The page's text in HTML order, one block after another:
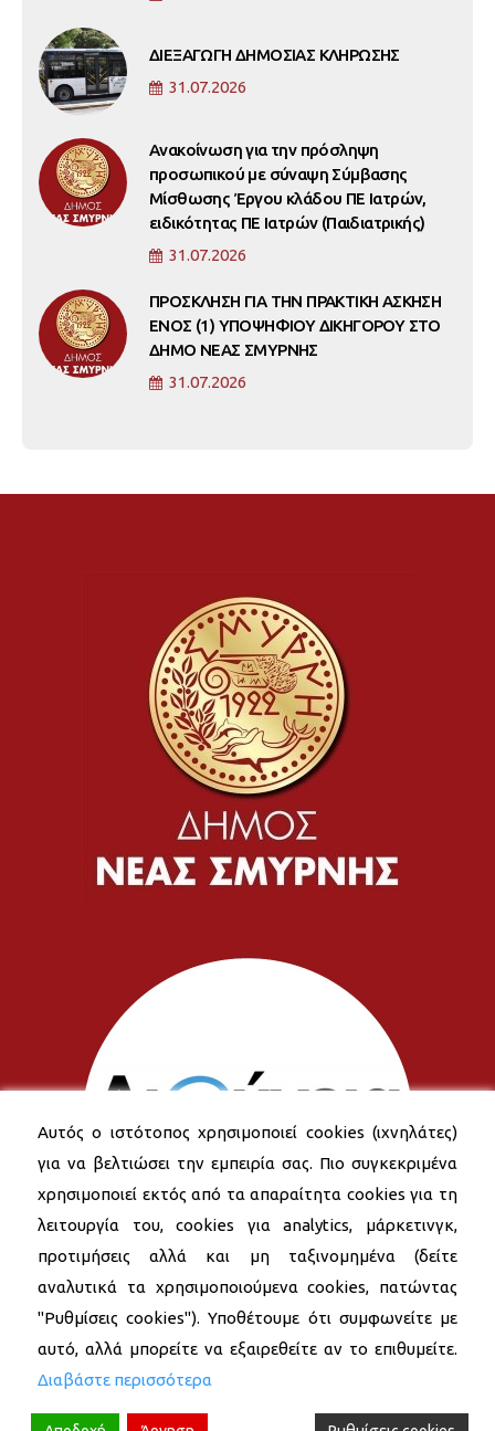
ΔΙΕΞΑΓΩΓΗ ΔΗΜΟΣΙΑΣ ΚΛΗΡΩΣΗΣ
31.07.2026
Ανακοίνωση για την πρόσληψη
προσωπικού με σύναψη Σύμβασης
Μίσθωσης Έργου κλάδου ΠΕ Ιατρών,
ειδικότητας ΠΕ Ιατρών (Παιδιατρικής)
31.07.2026
ΠΡΟΣΚΛΗΣΗ ΓΙΑ ΤΗΝ ΠΡΑΚΤΙΚΗ ΑΣΚΗΣΗ
ΕΝΟΣ (1) ΥΠΟΨΗΦΙΟΥ ΔΙΚΗΓΟΡΟΥ ΣΤΟ
ΔΗΜΟ ΝΕΑΣ ΣΜΥΡΝΗΣ
31.07.2026
Αυτός ο ιστότοπος χρησιμοποιεί cookies (ιχνηλάτες)
για να βελτιώσει την εμπειρία σας. Πιο συγκεκριμένα
χρησιμοποιεί εκτός από τα απαραίτητα cookies για τη
λειτουργία του, cookies για analytics, μάρκετινγκ,
προτιμήσεις αλλά και μη ταξινομημένα (δείτε
αναλυτικά τα χρησιμοποιούμενα cookies, πατώντας
"Ρυθμίσεις cookies"). Υποθέτουμε ότι συμφωνείτε με
αυτό, αλλά μπορείτε να εξαιρεθείτε αν το επιθυμείτε.
Διαβάστε περισσότερα